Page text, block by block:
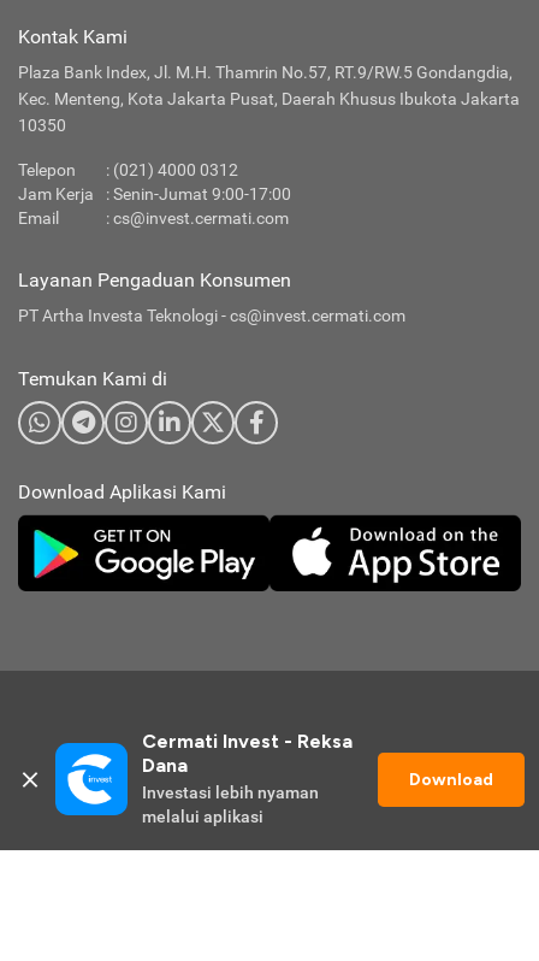
Kontak Kami
Plaza Bank Index, Jl. M.H. Thamrin No.57, RT.9/RW.5 Gondangdia,
Kec. Menteng, Kota Jakarta Pusat, Daerah Khusus Ibukota Jakarta
10350
Telepon : (021) 4000 0312
Jam Kerja
: Senin-Jumat 9:00-17:00
Email
:cs@invest.cermati.com
Layanan Pengaduan Konsumen
PT Artha Investa Teknologi -cs@invest.cermati.com
Temukan Kami di
Download Aplikasi Kami
© 2026 Cermati Invest. All Rights Reserved.
Cermati Invest - Reksa
Dana
Investasi lebih nyaman
melalui aplikasi
Download